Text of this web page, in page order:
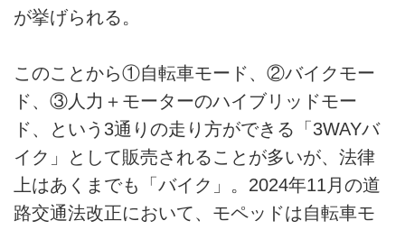
が挙げられる。
このことから①自転車モード、②バイクモー
ド、③人力＋モーターのハイブリッドモー
ド、という3通りの走り方ができる「3WAYバ
イク」として販売されることが多いが、法律
上はあくまでも「バイク」。2024年11月の道
路交通法改正において、モペッドは自転車モ